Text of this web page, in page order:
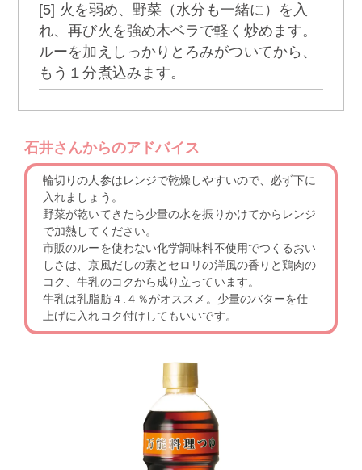
[5] 火を弱め、野菜（水分も一緒に）を入
れ、再び火を強め木ベラで軽く炒めます。
ルーを加えしっかりとろみがついてから、
もう１分煮込みます。
石井さんからのアドバイス
輪切りの人参はレンジで乾燥しやすいので、必ず下に
入れましょう。
野菜が乾いてきたら少量の水を振りかけてからレンジ
で加熱してください。
市販のルーを使わない化学調味料不使用でつくるおい
しさは、京風だしの素とセロリの洋風の香りと鶏肉の
コク、牛乳のコクから成り立っています。
牛乳は乳脂肪４.４％がオススメ。少量のバターを仕
上げに入れコク付けしてもいいです。